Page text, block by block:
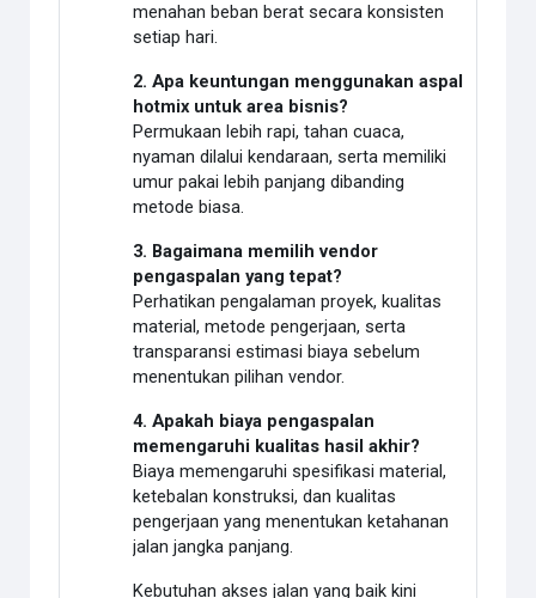
menahan beban berat secara konsisten
setiap hari.
2. Apa keuntungan menggunakan aspal
hotmix untuk area bisnis?
Permukaan lebih rapi, tahan cuaca,
nyaman dilalui kendaraan, serta memiliki
umur pakai lebih panjang dibanding
metode biasa.
3. Bagaimana memilih vendor
pengaspalan yang tepat?
Perhatikan pengalaman proyek, kualitas
material, metode pengerjaan, serta
transparansi estimasi biaya sebelum
menentukan pilihan vendor.
4. Apakah biaya pengaspalan
memengaruhi kualitas hasil akhir?
Biaya memengaruhi spesifikasi material,
ketebalan konstruksi, dan kualitas
pengerjaan yang menentukan ketahanan
jalan jangka panjang.
Kebutuhan akses jalan yang baik kini